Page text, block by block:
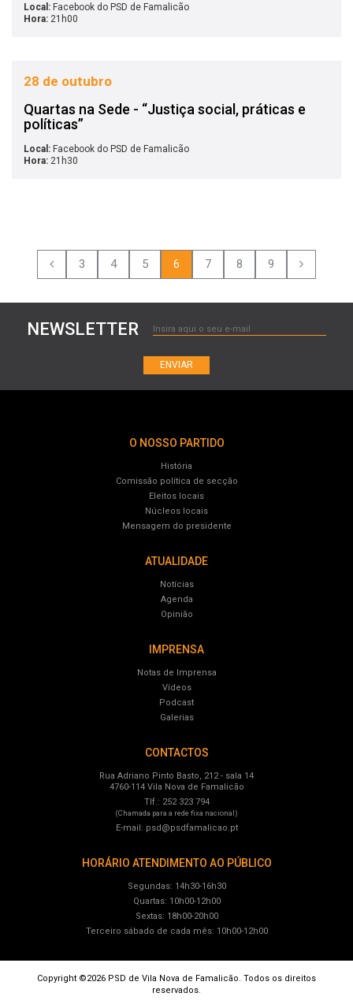
Local: Facebook do PSD de Famalicão
Hora: 21h00
28 de outubro
Quartas na Sede - “Justiça social, práticas e
políticas”
Local: Facebook do PSD de Famalicão
Hora: 21h30
3 4 5 6 7 8 9
NEWSLETTER
ENVIAR
O NOSSO PARTIDO
História
Comissão política de secção
Eleitos locais
Núcleos locais
Mensagem do presidente
ATUALIDADE
Notícias
Agenda
Opinião
IMPRENSA
Notas de Imprensa
Vídeos
Podcast
Galerias
CONTACTOS
Rua Adriano Pinto Basto, 212 - sala 14
4760-114 Vila Nova de Famalicão
Tlf.: 252 323 794
(Chamada para a rede fixa nacional)
E-mail: psd@psdfamalicao.pt
HORÁRIO ATENDIMENTO AO PÚBLICO
Segundas: 14h30-16h30
Quartas: 10h00-12h00
Sextas: 18h00-20h00
Terceiro sábado de cada mês: 10h00-12h00
Copyright ©2026 PSD de Vila Nova de Famalicão. Todos os direitos
reservados.